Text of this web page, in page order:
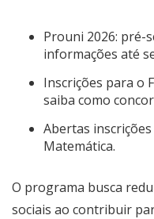
Prouni 2026: pré-
informações até
Inscrições para o
saiba como
Abertas
Matemática.
O programa busca
sociais ao contribuir